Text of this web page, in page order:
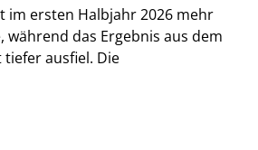
im ersten Halbjahr 2026 mehr
das Ergebnis aus dem
ausfiel. Die